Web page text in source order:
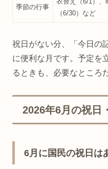
季節の行事
（6/30）など
祝日がない分、「今日の
に便利な月です。予定を
るときも、必要なところ
2026年6月の祝日
6月に国民の祝日は